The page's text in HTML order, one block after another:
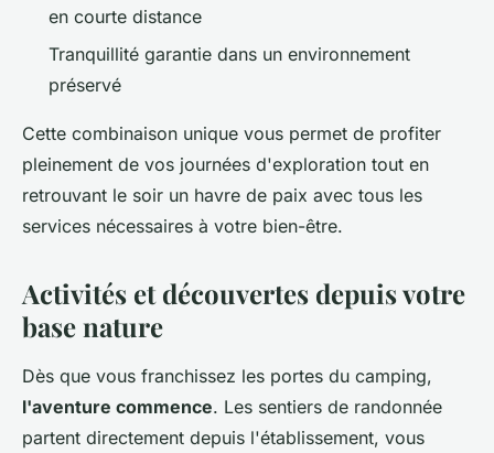
en courte distance
Tranquillité garantie dans un environnement
préservé
Cette combinaison unique vous permet de profiter
pleinement de vos journées d'exploration tout en
retrouvant le soir un havre de paix avec tous les
services nécessaires à votre bien-être.
Activités et découvertes depuis votre
base nature
Dès que vous franchissez les portes du camping,
l'aventure commence. Les sentiers de randonnée
partent directement depuis l'établissement, vous